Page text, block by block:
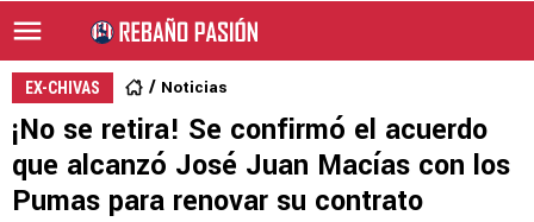
EX-CHIVAS Noticias
¡No se retira! Se confirmó el acuerdo
que alcanzó José Juan Macías con los
Pumas para renovar su contrato